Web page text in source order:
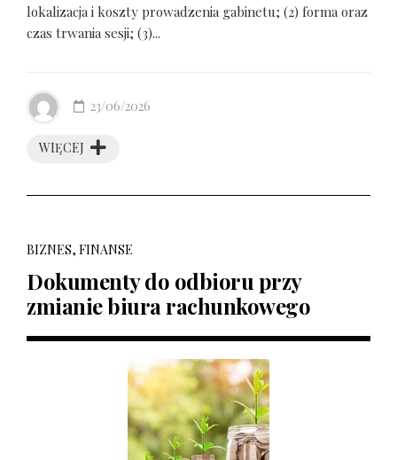
lokalizacja i koszty prowadzenia gabinetu; (2) forma oraz
czas trwania sesji; (3)...
WIĘCEJ
23/06/2026
BIZNES, FINANSE
Dokumenty do odbioru przy
zmianie biura rachunkowego